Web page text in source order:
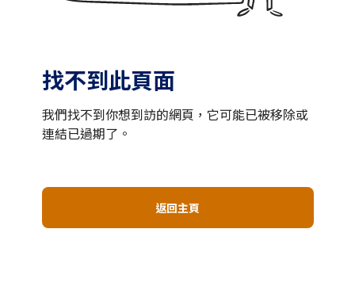
找不到此頁面
我們找不到你想到訪的網頁，它可能已被移除或
連結已過期了。
返回主頁